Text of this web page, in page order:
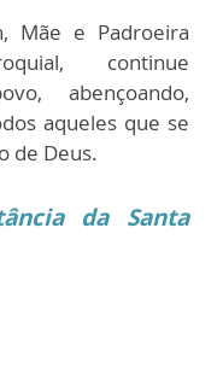
Mãe e Padroeira
continue
abençoando,
aqueles que se
de Deus.
da Santa